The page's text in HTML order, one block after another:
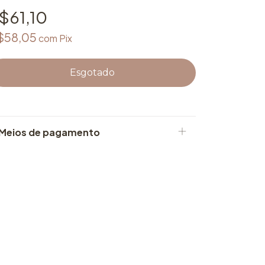
com Pix
de pagamento